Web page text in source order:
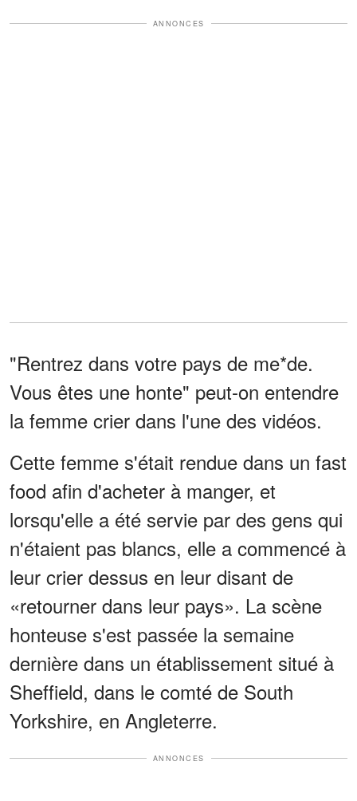
ANNONCES
"Rentrez dans votre pays de me*de.
Vous êtes une honte" peut-on entendre
la femme crier dans l'une des vidéos.
Cette femme s'était rendue dans un fast
food afin d'acheter à manger, et
lorsqu'elle a été servie par des gens qui
n'étaient pas blancs, elle a commencé à
leur crier dessus en leur disant de
«retourner dans leur pays». La scène
honteuse s'est passée la semaine
dernière dans un établissement situé à
Sheffield, dans le comté de South
Yorkshire, en Angleterre.
ANNONCES